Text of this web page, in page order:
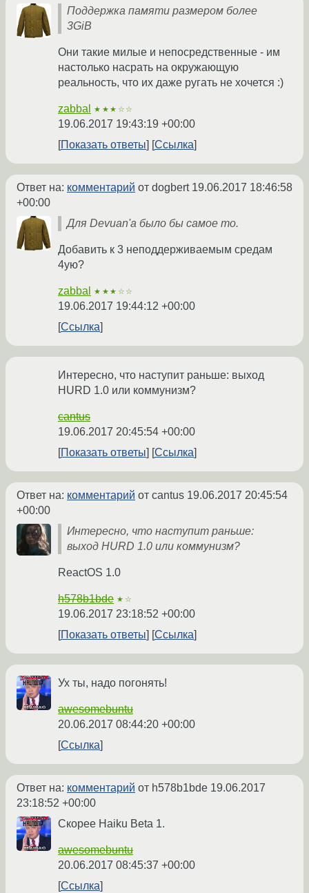
Поддержка памяти размером более
3GiB
Они такие милые и непосредственные - им
настолько насрать на окружающую
реальность, что их даже ругать не хочется :)
zabbal ★★★☆☆
19.06.2017 19:43:19 +00:00
Показать ответы
Ссылка
Ответ на: комментарий от dogbert 19.06.2017 18:46:58
+00:00
Для Devuan'а было бы самое то.
Добавить к 3 неподдерживаемым средам
4ую?
zabbal ★★★☆☆
19.06.2017 19:44:12 +00:00
Ссылка
Интересно, что наступит раньше: выход
HURD 1.0 или коммунизм?
cantus
19.06.2017 20:45:54 +00:00
Показать ответы
Ссылка
Ответ на: комментарий от cantus 19.06.2017 20:45:54
+00:00
Интересно, что наступит раньше:
выход HURD 1.0 или коммунизм?
ReactOS 1.0
h578b1bde ★☆
19.06.2017 23:18:52 +00:00
Показать ответы
Ссылка
Ух ты, надо погонять!
awesomebuntu
20.06.2017 08:44:20 +00:00
Ссылка
Ответ на: комментарий от h578b1bde 19.06.2017
23:18:52 +00:00
Скорее Haiku Beta 1.
awesomebuntu
20.06.2017 08:45:37 +00:00
Ссылка